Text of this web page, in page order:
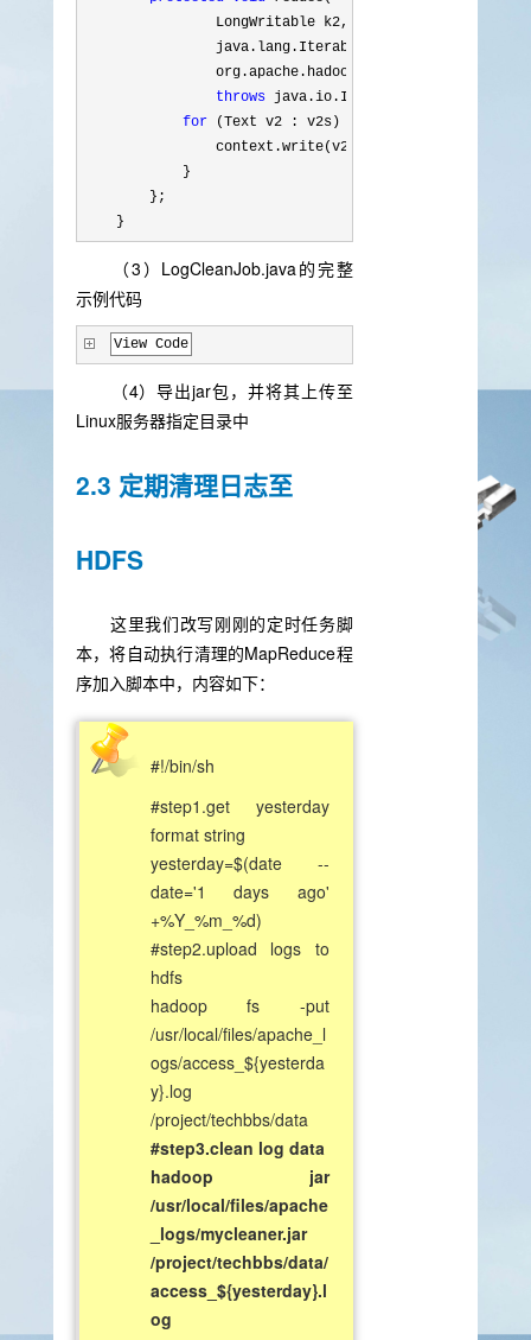
                LongWritable k2,
                java.lang.Iterable
                org.apache.hadoop.mapreduce.Reducer
throws java.io.IOException,
for (Text v2 : v2s) {
                context.write(v2, NullWritable.get());
            }
        };
    }
（3）LogCleanJob.java的完整
示例代码
View Code
（4）导出jar包，并将其上传至
Linux服务器指定目录中
2.3 定期清理日志至
HDFS
这里我们改写刚刚的定时任务脚
本，将自动执行清理的MapReduce程
序加入脚本中，内容如下：
#!/bin/sh
#step1.get yesterday
format string
yesterday=$(date --
date='1 days ago'
+%Y_%m_%d)
#step2.upload logs to
hdfs
hadoop fs -put
/usr/local/files/apache_l
ogs/access_${yesterda
y}.log
/project/techbbs/data
#step3.clean log data
hadoop jar
/usr/local/files/apache
_logs/mycleaner.jar
/project/techbbs/data/
access_${yesterday}.l
og